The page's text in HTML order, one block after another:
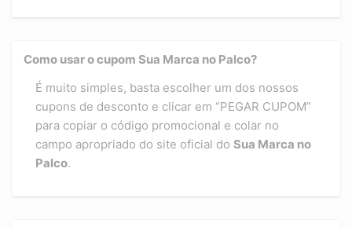
Como usar o cupom Sua Marca no Palco?
É muito simples, basta escolher um dos nossos
cupons de desconto e clicar em “PEGAR CUPOM”
para copiar o código promocional e colar no
campo apropriado do site oficial do Sua Marca no
Palco.